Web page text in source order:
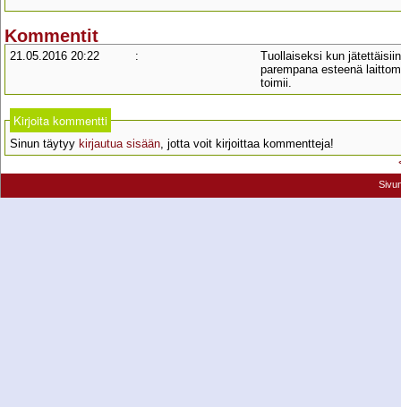
Kommentit
21.05.2016 20:22 :
Tuollaiseksi kun
parempana esteenä
toimii.
Kirjoita kommentti
Sinun täytyy kirjautua sisään, jotta voit kirjoittaa kommentteja!